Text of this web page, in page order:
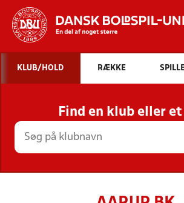
Hvad
INDHOLD
STILLINGER, RESULTATER,
HOLD
KLUB/HOLD RÆKKE
Find en klub eller et